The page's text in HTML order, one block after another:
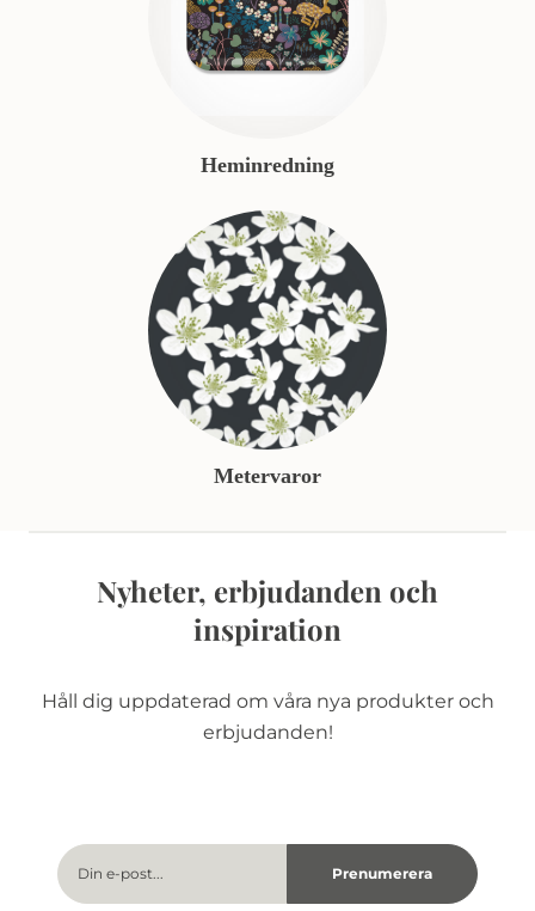
Heminredning
Metervaror
Nyheter, erbjudanden och
inspiration
Håll dig uppdaterad om våra nya produkter och
erbjudanden!